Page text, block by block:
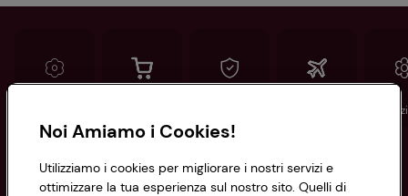
Informazioni
Noi Amiamo i Cookies!
Utilizziamo i cookies per migliorare i nostri servizi e
ottimizzare la tua esperienza sul nostro sito. Quelli di